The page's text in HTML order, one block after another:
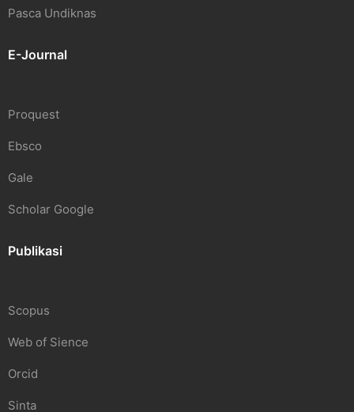
Pasca Undiknas
E-Journal
Proquest
Ebsco
Gale
Scholar Google
Publikasi
Scopus
Web of Sience
Orcid
Sinta